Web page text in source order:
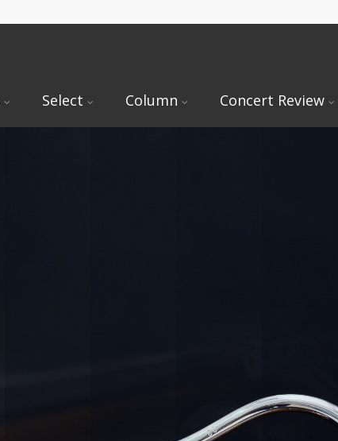
Select Column Concert Review
メルキュ
ル